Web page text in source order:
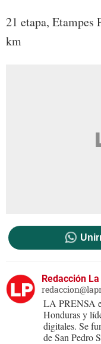
21 etapa, Etampes
km
Redacción
LA PRENSA
Honduras y
digitales. Se
de San Pedro